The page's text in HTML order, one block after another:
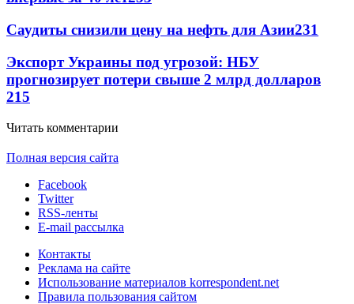
Саудиты снизили цену на нефть для Азии231
Экспорт Украины под угрозой: НБУ
прогнозирует потери свыше 2 млрд долларов
215
Читать комментарии
Полная версия сайта
Facebook
Twitter
RSS-ленты
E-mail рассылка
Контакты
Реклама на сайте
Использование материалов korrespondent.net
Правила пользования сайтом